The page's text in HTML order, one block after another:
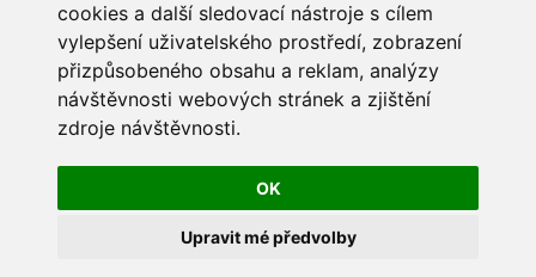
cookies a další sledovací nástroje s cílem
vylepšení uživatelského prostředí, zobrazení
přizpůsobeného obsahu a reklam, analýzy
návštěvnosti webových stránek a zjištění
zdroje návštěvnosti.
OK
Upravit mé předvolby